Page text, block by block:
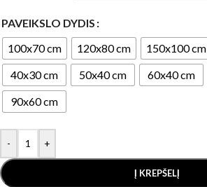
PAVEIKSLO DYDIS
100x70 cm
120x80 cm 150x100 cm
40x30 cm
50x40 cm 60x40 cm
90x60 cm
- +
Į KREPŠELĮ